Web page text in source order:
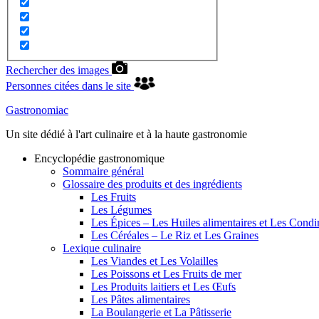
Rechercher des images
Personnes citées dans le site
Gastronomiac
Un site dédié à l'art culinaire et à la haute gastronomie
Encyclopédie gastronomique
Sommaire général
Glossaire des produits et des ingrédients
Les Fruits
Les Légumes
Les Épices – Les Huiles alimentaires et Les
Les Céréales – Le Riz et Les Graines
Lexique culinaire
Les Viandes et Les Volailles
Les Poissons et Les Fruits de mer
Les Produits laitiers et Les Œufs
Les Pâtes alimentaires
La Boulangerie et La Pâtisserie